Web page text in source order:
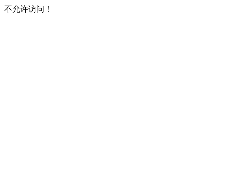
不允许访问！